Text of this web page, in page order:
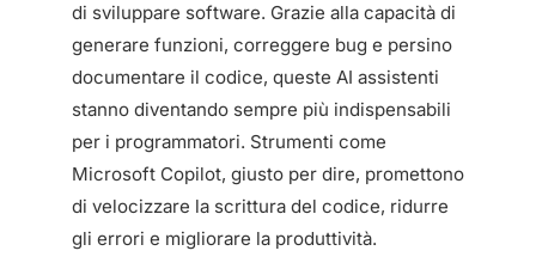
di sviluppare software. Grazie alla capacità di
generare funzioni, correggere bug e persino
documentare il codice, queste AI assistenti
stanno diventando sempre più indispensabili
per i programmatori. Strumenti come
Microsoft Copilot, giusto per dire, promettono
di velocizzare la scrittura del codice, ridurre
gli errori e migliorare la produttività.